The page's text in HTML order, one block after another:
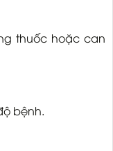
thuốc hoặc can
bệnh.